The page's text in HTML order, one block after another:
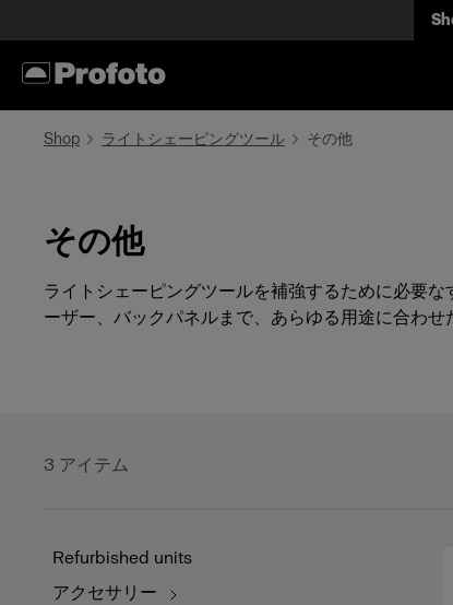
Shop ライトシェーピングツール その他
その他
ライトシェーピングツールを補強するために必要
ーザー、バックパネルまで、あらゆる用途に合わ
3 アイテム
Refurbished units
アクセサリー